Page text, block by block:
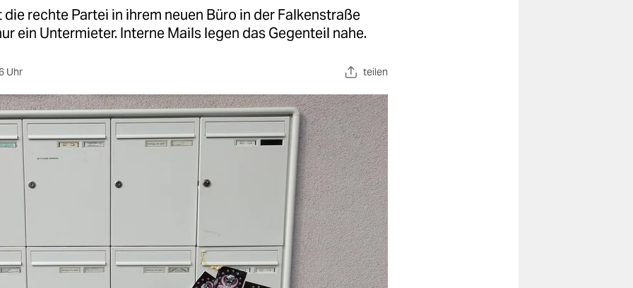
die rechte Partei in ihrem neuen Büro in der Falkenstraße
ein Untermieter. Interne Mails legen das Gegenteil nahe.
Uhr teilen